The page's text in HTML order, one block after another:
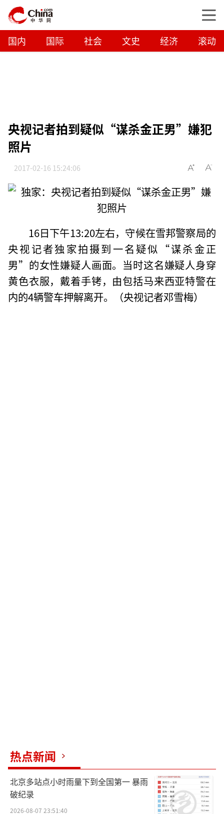
国内 国际 社会 文史 经济 滚动
央视记者拍到疑似“谋杀金正男”嫌犯
照片
2017-02-16 15:24:06
16日下午13:20左右，守候在雪邦警察局的
央视记者独家拍摄到一名疑似“谋杀金正
男”的女性嫌疑人画面。当时这名嫌疑人身穿
黄色衣服，戴着手铐，由包括马来西亚特警在
内的4辆警车押解离开。（央视记者邓雪梅）
热点新闻
北京多站点小时雨量下到全国第一 暴雨
破纪录
2026-08-07 23:51:40